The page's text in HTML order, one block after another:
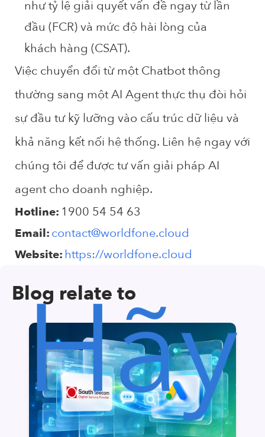
như tỷ lệ giải quyết vấn đề ngay từ lần
đầu (FCR) và mức độ hài lòng của
khách hàng (CSAT).
Việc chuyển đổi từ một Chatbot thông
thường sang mộtAI Agentthực thụ đòi hỏi
sự đầu tư kỹ lưỡng vào cấu trúc dữ liệu và
khả năng kết nối hệ thống. Liên hệ ngay với
chúng tôi để được tư vấn giải pháp AI
agent cho doanh nghiệp.
Hotline: 1900 54 54 63
Email:contact@worldfone.cloud
Website:https://worldfone.cloud
Blog relate to
Hãy